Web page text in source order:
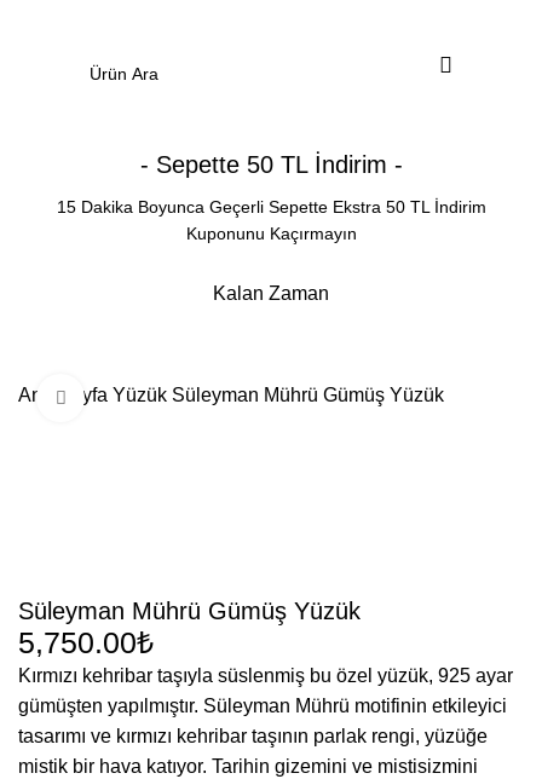
- Sepette 50 TL İndirim -
15 Dakika Boyunca Geçerli Sepette Ekstra 50 TL İndirim
Kuponunu Kaçırmayın
Kalan Zaman
Ana Sayfa Yüzük Süleyman Mührü Gümüş Yüzük
Büyütmek için tıklayın
Süleyman Mührü Gümüş Yüzük
₺
Kırmızı kehribar taşıyla süslenmiş bu özel yüzük, 925 ayar
gümüşten yapılmıştır. Süleyman Mührü motifinin etkileyici
tasarımı ve kırmızı kehribar taşının parlak rengi, yüzüğe
mistik bir hava katıyor. Tarihin gizemini ve mistisizmini